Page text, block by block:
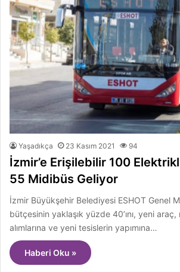
Yaşadıkça 23 Kasım 2021 94
İzmir’e Erişilebilir 100
55 Midibüs Geliyor
İzmir Büyükşehir Belediyesi ESHOT Genel
bütçesinin yaklaşık yüzde 40’ını, yeni
alımlarına ve yeni tesislerin yapımına…
Haberi Oku »